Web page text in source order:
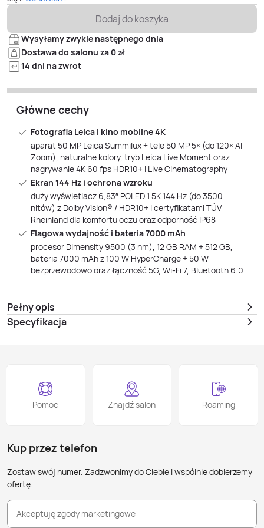
Dodaj do koszyka
Wysyłamy zwykle następnego dnia
Dostawa do salonu za 0 zł
14 dni na zwrot
Główne cechy
Fotografia Leica i kino mobilne 4K
aparat 50 MP Leica Summilux + tele 50 MP 5× (do 120× AI
Zoom), naturalne kolory, tryb Leica Live Moment oraz
nagrywanie 4K 60 fps HDR10+ i Live Cinematography
Ekran 144 Hz i ochrona wzroku
duży wyświetlacz 6,83″ POLED 1.5K 144 Hz (do 3500
nitów) z Dolby Vision® / HDR10+ i certyfikatami TÜV
Rheinland dla komfortu oczu oraz odporność IP68
Flagowa wydajność i bateria 7000 mAh
procesor Dimensity 9500 (3 nm), 12 GB RAM + 512 GB,
bateria 7000 mAh z 100 W HyperCharge + 50 W
bezprzewodowo oraz łączność 5G, Wi‑Fi 7, Bluetooth 6.0
Pełny opis
Specyfikacja
Pomoc Znajdź salon Roaming
Kup przez telefon
Zostaw swój numer. Zadzwonimy do Ciebie i wspólnie dobierzemy
ofertę.
Akceptuję zgody marketingowe